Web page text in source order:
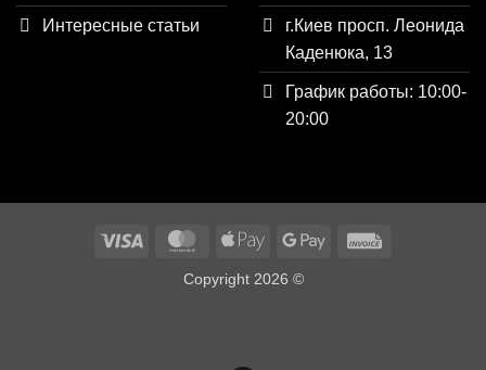
Интересные статьи
г.Киев просп. Леонида
Каденюка, 13
График работы: 10:00-
20:00
Visa MasterCardApple
Google
Copyright 2026 ©